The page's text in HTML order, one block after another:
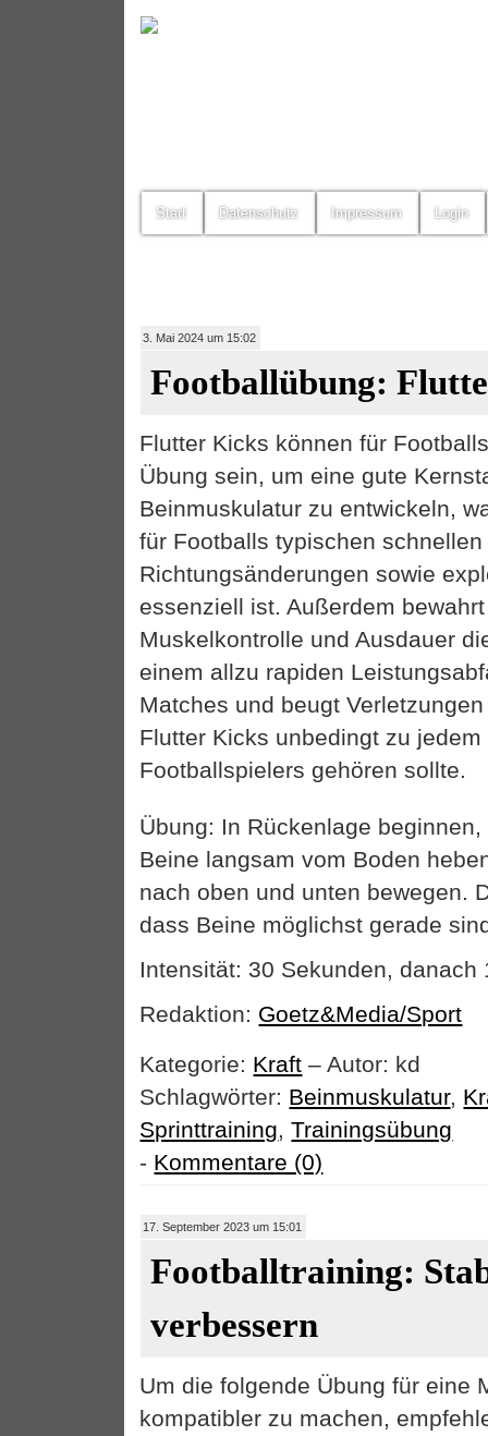
Start Datenschutz Impressum Login
3. Mai 2024 um 15:02
Footballübung:
Flutter Kicks können für
Übung sein, um eine gute
Beinmuskulatur zu entwickeln,
für Footballs typischen
Richtungsänderungen sowie
essenziell ist. Außerdem
Muskelkontrolle und Ausdauer
einem allzu rapiden
Matches und beugt
Flutter Kicks unbedingt zu
Footballspielers gehören sollte.
Übung: In Rückenlage
Beine langsam vom Boden
nach oben und unten bewegen.
dass Beine möglichst gerade
Intensität: 30 Sekunden, danach
Redaktion: Goetz&Media/Sport
Kategorie: Kraft – Autor: kd
Schlagwörter: Beinmuskulatur,
Sprinttraining,Trainingsübung
- Kommentare (0)
17. September 2023 um 15:01
Footballtraining:
verbessern
Um die folgende Übung für eine
kompatibler zu machen,